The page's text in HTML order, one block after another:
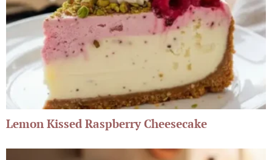
Lemon Kissed Raspberry Cheesecake